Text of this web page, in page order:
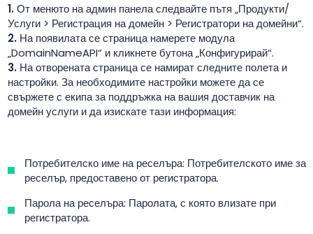
1.От менюто на админ панела следвайте пътя „Продукти/
Услуги > Регистрация на домейн > Регистратори на домейни“.
2.На появилата се страница намерете модула
„DomainNameAPI“ и кликнете бутона „Конфигурирай“.
3.На отворената страница се намират следните полета и
настройки. За необходимите настройки можете да се
свържете с екипа за поддръжка на вашия доставчик на
домейн услуги и да изискате тази информация:
Потребителско име на реселъра: Потребителското име за
реселър, предоставено от регистратора.
Парола на реселъра: Паролата, с която влизате при
регистратора.